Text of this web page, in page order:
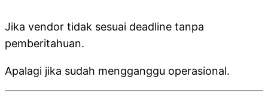
Jika vendor tidak sesuai deadline tanpa
pemberitahuan.
Apalagi jika sudah mengganggu operasional.